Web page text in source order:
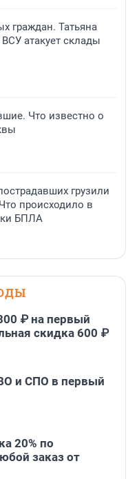
граждан. Татьяна
атакует склады
Что известно о
грузили
происходило в
БПЛА
₽ на первый
скидка 600 ₽
и СПО в первый
20% по
заказ от